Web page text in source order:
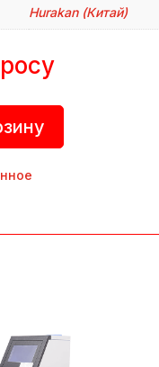
Hurakan (Китай)